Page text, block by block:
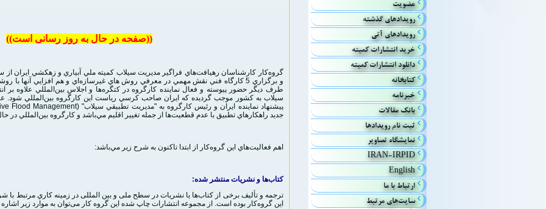
((صفحه در حال به روز رسانی است))
و برگزاري 5 كارگاه فني نقش مهمي در معرفي روش‌ ‌هاي غيرسازه‌اي و هم افزايي‌ آنها
طرف ديگر حضور پيوسته و فعال نماينده كارگروه در كتگره‌ها و اجلاس بين‌المللي علاوه بر
پيشنهاد نماينده ايران و رئيس كارگروه به "مديريت تطبيقي سيلاب" Flood Management)
جديد راهكارهاي تطبيق با عدم قطعيت‌ها از جمله تغيير اقليم مي‌باشد و كارگروه بين‌المللي
اهم فعاليت‌هاي اين گروه‌كار از ابتدا تاكنون به شرح زير مي‌باشد:
کتاب‌‌ها و نشريات منتشر شده:
ترجمه و تألیف برخی از کتاب‌ها یا نشریات در سطح ملی و بین المللی در زمینه كاري مرتبط با
اين گروه‌‌كار بوده است. از مجموعه انتشارات چاپ شده این گروه کار می‌توان به موارد زیر اشاره
عضویت
رويدادهاي گذشته
رويداد‌هاي آتي
خريد انتشارات كميته
دانلود انتشارات کمیته
كتابخانه
خبرنامه
بانك مقالات
ثبت نام رویدادها
نمایشگاه تصاویر
IRAN-IRPID
English
ارتباط با ما
سایت‌های مرتبط